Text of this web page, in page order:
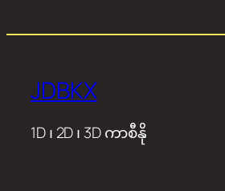
JDBKX
1D ၊ 2D ၊ 3D ကာစီနို